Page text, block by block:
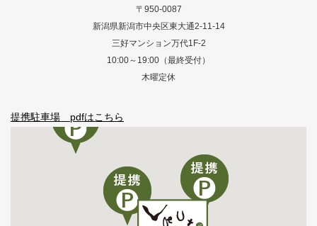
〒950-0087
新潟県新潟市中央区東大通2-11-14
三好マンション万代1F-2
10:00～19:00（最終受付）
木曜定休
提携駐車場 pdfはこちら